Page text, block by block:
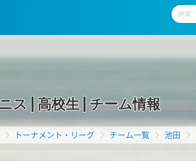
ス 高校生 チーム情報
トーナメント・リーグ チーム一覧 池田